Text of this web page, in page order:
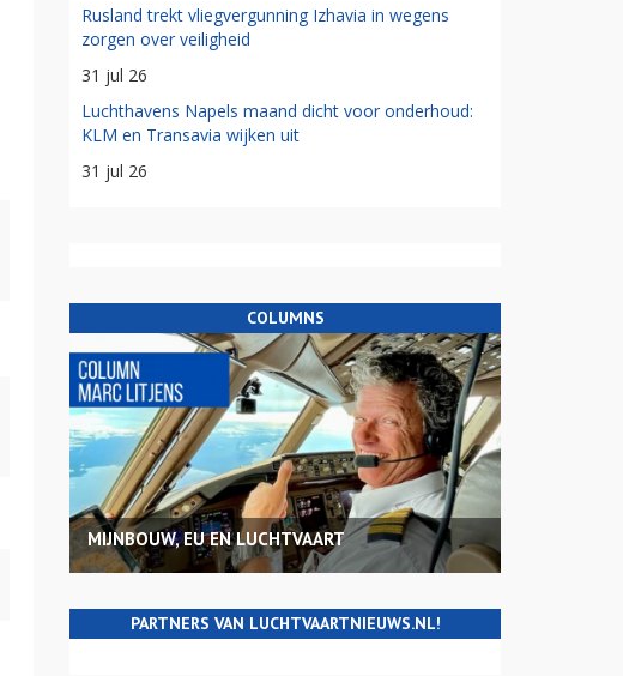
Rusland trekt vliegvergunning Izhavia in wegens
zorgen over veiligheid
31 jul 26
Luchthavens Napels maand dicht voor onderhoud:
KLM en Transavia wijken uit
31 jul 26
COLUMNS
MIJNBOUW, EU EN LUCHTVAART
PARTNERS VAN LUCHTVAARTNIEUWS.NL!